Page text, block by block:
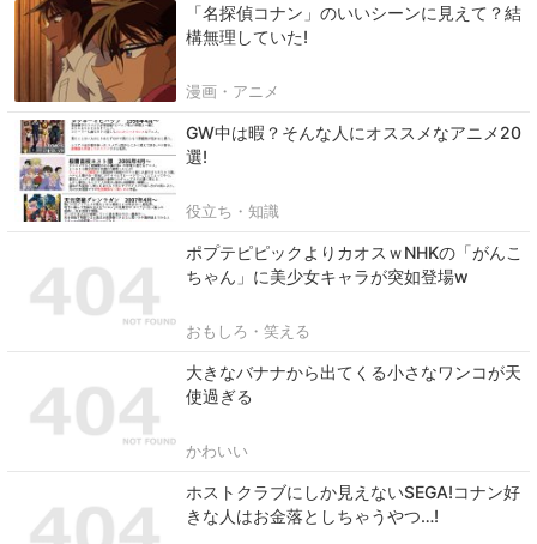
「名探偵コナン」のいいシーンに見えて？結
構無理していた!
漫画・アニメ
GW中は暇？そんな人にオススメなアニメ20
選!
役立ち・知識
ポプテピピックよりカオスｗNHKの「がんこ
ちゃん」に美少女キャラが突如登場w
おもしろ・笑える
大きなバナナから出てくる小さなワンコが天
使過ぎる
かわいい
ホストクラブにしか見えないSEGA!コナン好
きな人はお金落としちゃうやつ…!